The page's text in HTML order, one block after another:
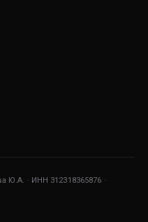
Ю.А. · ИНН 312318365876 ·